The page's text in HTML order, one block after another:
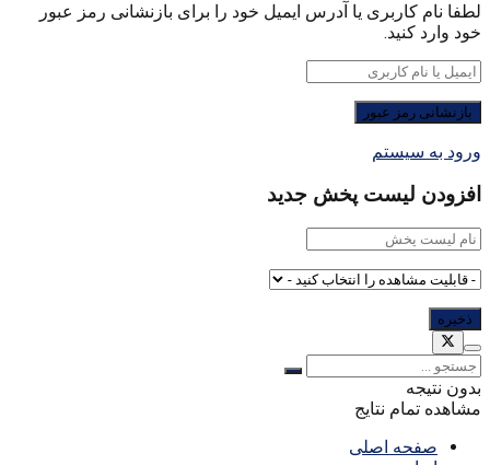
لطفا نام کاربری یا آدرس ایمیل خود را برای بازنشانی رمز عبور
خود وارد کنید.
ورود به سیستم
افزودن لیست پخش جدید
بدون نتیجه
مشاهده تمام نتایج
صفحه اصلی